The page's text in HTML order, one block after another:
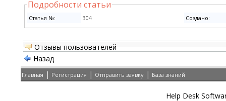
Подробности статьи
Cтатья №: 304 Создано:
Отзывы пользователей
Назад
Главная | Регистрация | Отправить заявку| База знаний
Help Desk